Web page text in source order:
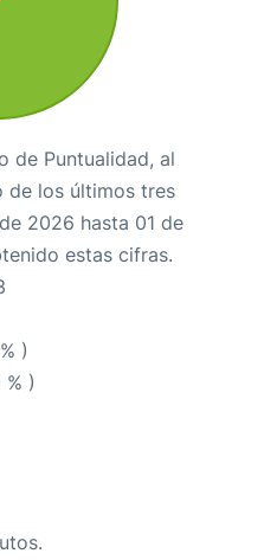
de Puntualidad, al
de los últimos tres
2026 hasta 01 de
estas cifras.
)
)